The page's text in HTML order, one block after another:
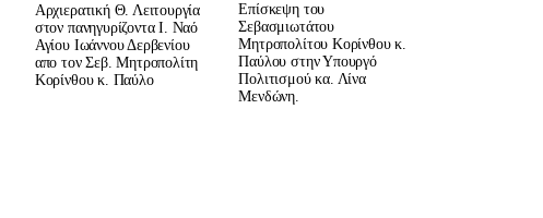
Αρχιερατική Θ. Λειτουργία
στον πανηγυρίζοντα Ι. Ναό
Αγίου Ιωάννου Δερβενίου
απο τον Σεβ. Μητροπολίτη
Κορίνθου κ. Παύλο
Επίσκεψη του
Σεβασμιωτάτου
Μητροπολίτου Κορίνθου κ.
Παύλου στην Υπουργό
Πολιτισμού κα. Λίνα
Μενδώνη.